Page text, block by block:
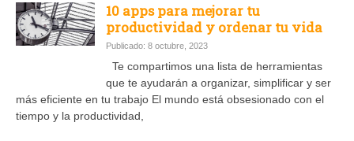
10 apps para mejorar tu
productividad y ordenar tu vida
Publicado: 8 octubre, 2023
Te compartimos una lista de herramientas
que te ayudarán a organizar, simplificar y ser
más eficiente en tu trabajo El mundo está obsesionado con el
tiempo y la productividad,